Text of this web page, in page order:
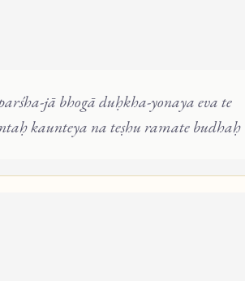
jā bhogā duḥkha-yonaya eva te
kaunteya na teṣhu ramate budhaḥ